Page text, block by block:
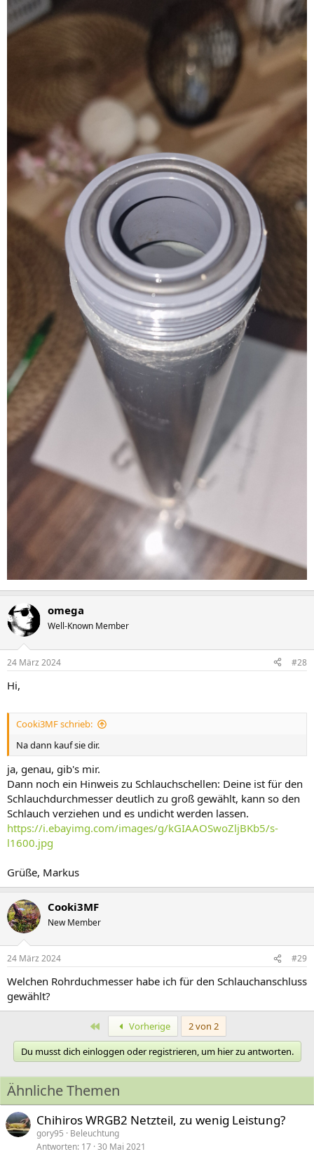
omega
Well-Known Member
24 März 2024 #28
Hi,
Cooki3MF schrieb:
Na dann kauf sie dir.
ja, genau, gib's mir.
Dann noch ein Hinweis zu Schlauchschellen: Deine ist für den
Schlauchdurchmesser deutlich zu groß gewählt, kann so den
Schlauch verziehen und es undicht werden lassen.
https://i.ebayimg.com/images/g/kGIAAOSwoZljBKb5/s-
l1600.jpg
Grüße, Markus
Cooki3MF
New Member
24 März 2024 #29
Welchen Rohrduchmesser habe ich für den Schlauchanschluss
gewählt?
Erste Vorherige
2 von 2
Du musst dich einloggen oder registrieren, um hier zu antworten.
Ähnliche Themen
Chihiros WRGB2 Netzteil, zu wenig Leistung?
gory95
Beleuchtung
Antworten 17 30 Mai 2021